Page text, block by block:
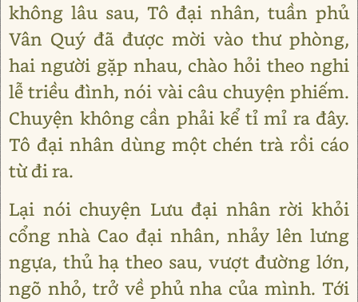
không lâu sau, Tô đại nhân, tuần phủ
Vân Quý đã được mời vào thư phòng,
hai người gặp nhau, chào hỏi theo nghi
lễ triều đình, nói vài câu chuyện phiếm.
Chuyện không cần phải kể tỉ mỉ ra đây.
Tô đại nhân dùng một chén trà rồi cáo
từ đi ra.
Lại nói chuyện Lưu đại nhân rời khỏi
cổng nhà Cao đại nhân, nhảy lên lưng
ngựa, thủ hạ theo sau, vượt đường lớn,
ngõ nhỏ, trở về phủ nha của mình. Tới